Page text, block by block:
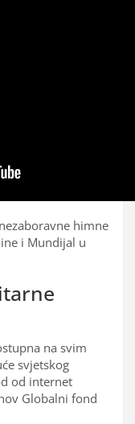
himne
i Mundijal u
na svim
svjetskog
od internet
Globalni fond